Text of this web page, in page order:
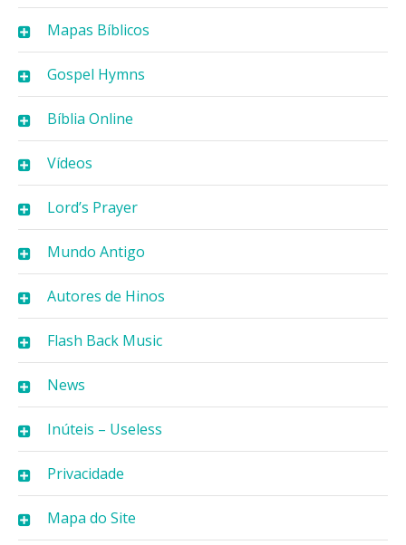
Mapas Bíblicos
Gospel Hymns
Bíblia Online
Vídeos
Lord’s Prayer
Mundo Antigo
Autores de Hinos
Flash Back Music
News
Inúteis – Useless
Privacidade
Mapa do Site